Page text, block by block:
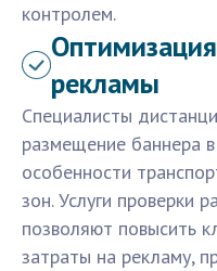
контролем.
рекламы
Специалисты
размещение баннера
особенности
зон. Услуги проверки
позволяют повысить
затраты на рекламу,